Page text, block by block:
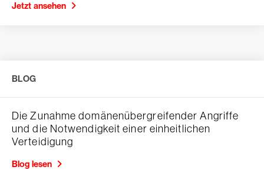
Jetzt ansehen
BLOG
Die Zunahme domänenübergreifender Angriffe
und die Notwendigkeit einer einheitlichen
Verteidigung
Blog lesen